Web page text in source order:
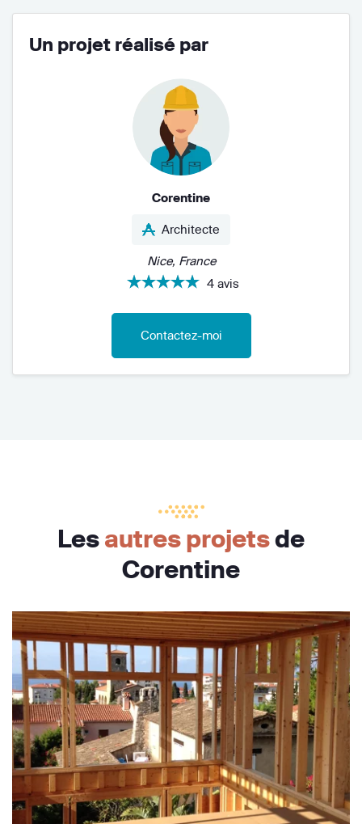
Un projet réalisé par
Corentine
Architecte
Nice, France
4 avis
Contactez-moi
Lesautres projetsde
Corentine